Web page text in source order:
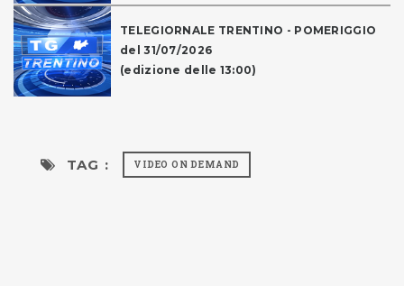
TELEGIORNALE TRENTINO - POMERIGGIO
del 31/07/2026
(edizione delle 13:00)
TAG : VIDEO ON DEMAND